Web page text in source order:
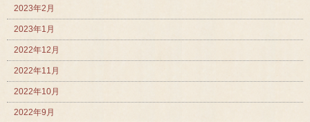
2023年2月
2023年1月
2022年12月
2022年11月
2022年10月
2022年9月